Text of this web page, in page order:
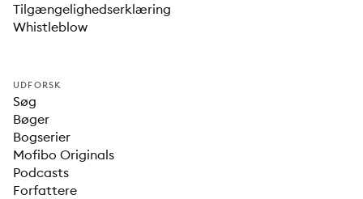
Tilgængelighedserklæring
Whistleblow
UDFORSK
Søg
Bøger
Bogserier
Mofibo Originals
Podcasts
Forfattere